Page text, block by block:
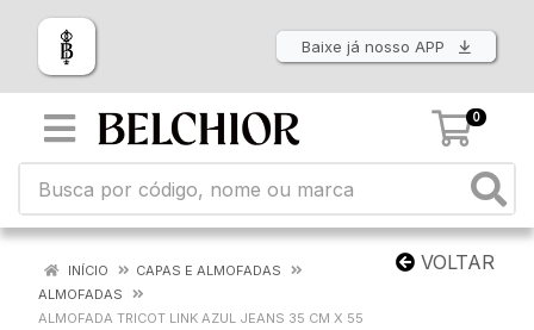
Baixe já nosso APP
0
VOLTAR
INÍCIO
CAPAS E ALMOFADAS
ALMOFADAS
ALMOFADA TRICOT LINK AZUL JEANS 35 CM X 55